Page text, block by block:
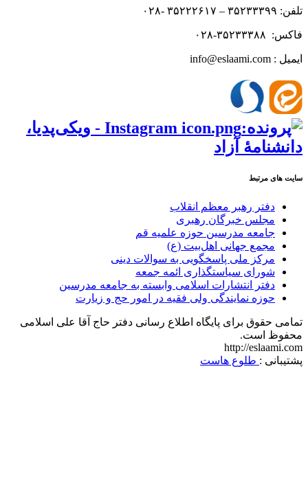
تلفن: ۳۵۲۳۳۳۹۹ – ۳۵۲۲۲۶۱۷ -۰۲۸
فاکس: ۳۵۲۳۳۳۸۸-۰۲۸
ایمیل : info@eslaami.com
سایت های مرتبط
دفتر رهبر معظم انقلاب
مجلس خبرگان رهبری
جامعه مدرسین حوزه علمیه قم
مجمع جهانی اهل‌بیت (ع)
مرکز ملی پاسخگویی به سوالات دینی
شورای سیاستگذاری ائمه جمعه
دفتر انتشارات اسلامی وابسته به جامعه مدرسین
حوزه نمایندگی ولی فقیه در امور حج و زیارت
تمامی حقوق برای پایگاه اطلاع رسانی دفتر حاج آقا علی اسلامی
محفوظ است.
http://eslaami.com
پشتیبانی : طلوع هاست